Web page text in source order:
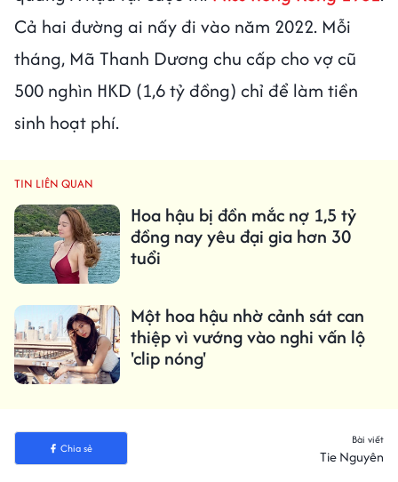
Cả hai đường ai nấy đi vào năm 2022. Mỗi
tháng, Mã Thanh Dương chu cấp cho vợ cũ
500 nghìn HKD (1,6 tỷ đồng) chỉ để làm tiền
sinh hoạt phí.
TIN LIÊN QUAN
Hoa hậu bị đồn mắc nợ 1,5 tỷ
đồng nay yêu đại gia hơn 30
tuổi
Một hoa hậu nhờ cảnh sát can
thiệp vì vướng vào nghi vấn lộ
'clip nóng'
Chia sẻ
Bài viết
Tie Nguyên